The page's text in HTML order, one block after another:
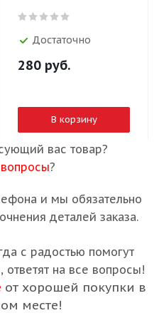
Достаточно
280 руб.
В корзину
вас товар?
?
и мы обязательно
деталей заказа.
с радостью помогут
на все вопросы!
от хорошей покупки в
месте!